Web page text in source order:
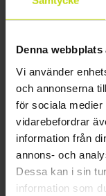
Denna
Vi använder
och annonserna
för sociala
vidarebefordrar
information från
annons- och
Dessa kan i sin
information som
domkyrka
tidigare
döparen och
trä. Under
pilgrimmar
att Heinrich I av
droppe av
Jerusalem och
karaktäristiska
byggdes 1889-
fantastisk